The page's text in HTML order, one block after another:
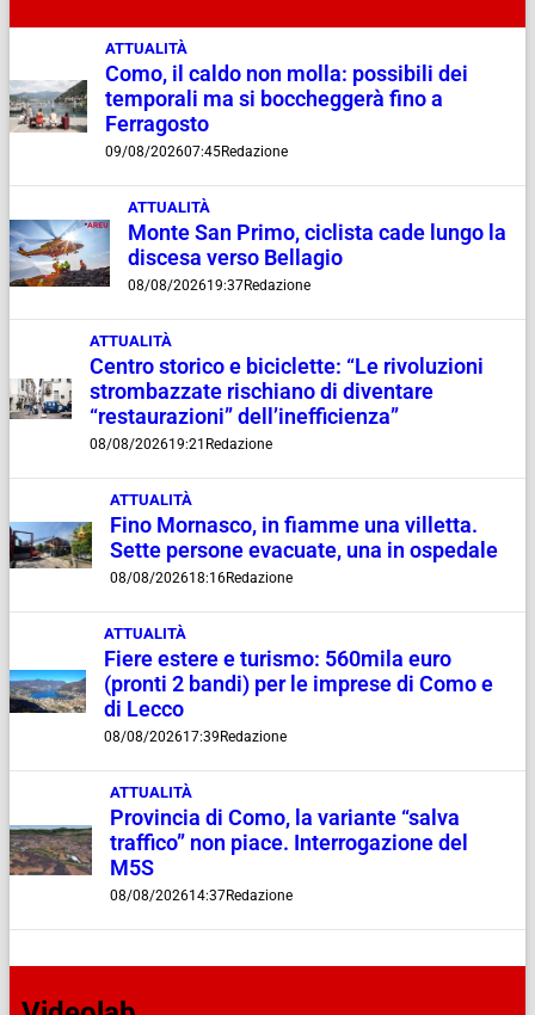
ATTUALITÀ
Como, il caldo non molla: possibili dei
temporali ma si boccheggerà fino a
Ferragosto
09/08/202607:45Redazione
ATTUALITÀ
Monte San Primo, ciclista cade lungo la
discesa verso Bellagio
08/08/202619:37Redazione
ATTUALITÀ
Centro storico e biciclette: “Le rivoluzioni
strombazzate rischiano di diventare
“restaurazioni” dell’inefficienza”
08/08/202619:21 Redazione
ATTUALITÀ
Fino Mornasco, in fiamme una villetta.
Sette persone evacuate, una in ospedale
08/08/202618:16Redazione
ATTUALITÀ
Fiere estere e turismo: 560mila euro
(pronti 2 bandi) per le imprese di Como e
di Lecco
08/08/202617:39 Redazione
ATTUALITÀ
Provincia di Como, la variante “salva
traffico” non piace. Interrogazione del
M5S
08/08/202614:37Redazione